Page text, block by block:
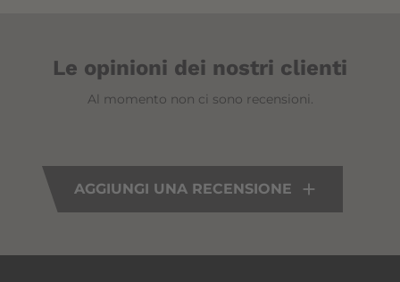
Le opinioni dei nostri clienti
Al momento non ci sono recensioni.
AGGIUNGI UNA RECENSIONE